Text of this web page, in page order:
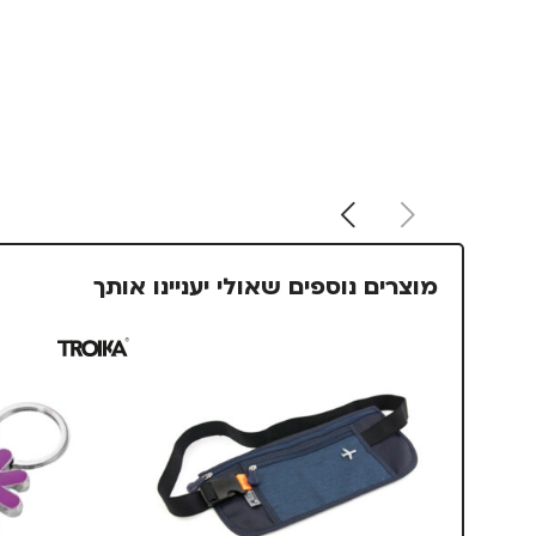
מוצרים נוספים שאולי יעניינו אותך